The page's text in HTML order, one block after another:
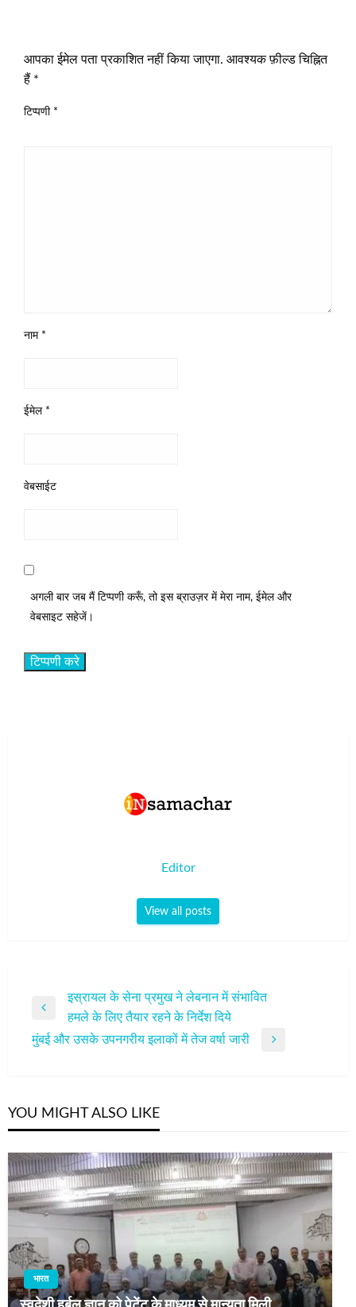
आपका ईमेल पता प्रकाशित नहीं किया जाएगा. आवश्यक फ़ील्ड चिह्नित
हैं *
टिप्पणी *
नाम *
ईमेल *
वेबसाईट
अगली बार जब मैं टिप्पणी करूँ, तो इस ब्राउज़र में मेरा नाम, ईमेल और
वेबसाइट सहेजें।
Editor
View all posts
नेविगेशन
Previous
Post
इस्रायल के सेना प्रमुख ने लेबनान में संभावित
हमले के लिए तैयार रहने के निर्देश दिये
Next
मुंबई और उसके उपनगरीय इलाकों में तेज वर्षा जारी
YOU MIGHT ALSO LIKE
भारत